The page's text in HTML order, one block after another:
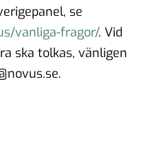
se
vanliga-fragor/. Vid
ska tolkas, vänligen